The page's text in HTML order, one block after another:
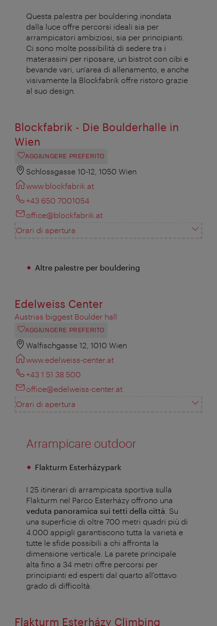
Questa palestra per bouldering inondata
dalla luce offre percorsi ideali sia per
arrampicatori ambiziosi, sia per principianti.
Ci sono molte possibilità di sedere tra i
materassini per riposare, un bistrot con cibi e
bevande vari, un'area di allenamento, e anche
visivamente la Blockfabrik offre ristoro grazie
al suo design.
Blockfabrik - Die Boulderhalle in
Wien
AGGIUNGERE PREFERITO
Schlossgasse 10-12, 1050 Wien
www.blockfabrik.at
+43 650 7001054
office@blockfabrik.at
Orari di apertura
Altre palestre per bouldering
Edelweiss Center
Austrias biggest Boulder hall
AGGIUNGERE PREFERITO
Walfischgasse 12, 1010 Wien
www.edelweiss-center.at
+43 1 51 38 500
office@edelweiss-center.at
Orari di apertura
Arrampicare outdoor
Flakturm Esterházypark
I 25 itinerari di arrampicata sportiva sulla
Flakturm nel Parco Esterházy offrono una
veduta panoramica sui tetti della città . Su
una superficie di oltre 700 metri quadri più di
4.000 appigli garantiscono tutta la varietà e
tutte le sfide possibili a chi affronta la
dimensione verticale. La parete principale
alta fino a 34 metri offre percorsi per
principianti ed esperti dal quarto all'ottavo
grado di difficoltà.
Flakturm Esterházy Climbing